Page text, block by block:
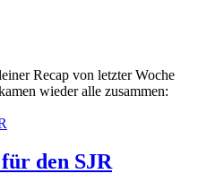
Recap von letzter Woche
wieder alle zusammen:
den SJR